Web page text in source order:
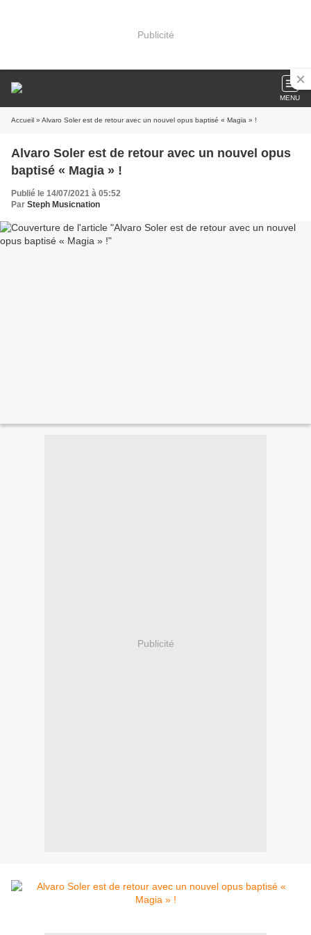
Publicité
MENU
Accueil » Alvaro Soler est de retour avec un nouvel opus baptisé « Magia » !
Alvaro Soler est de retour avec un nouvel opus
baptisé « Magia » !
Publié le 14/07/2021 à 05:52
Par Steph Musicnation
Publicité